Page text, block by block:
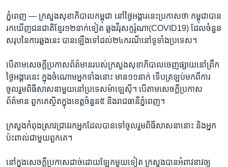
រកភ្នំពេញ — ក្រសួង​សុខាភិបាល​កម្ពុជា ​នៅ​ថ្ងៃ​អង្គារ​នេះ​ប្រកាស​ថា កម្ពុជា​បាន​
រក​ឃើញ​ជនជាតិ​ខ្មែរ​១២​នាក់​ទៀត ​ឆ្លង​វីរុស​កូរ៉ូណា(COVID19) ដែល​ចំនួន​
សរុប​នៃ​ការ​ឆ្លង​នេះ បាន​ឡើង​ទៅ​ដល់​២៤​ករណី​នៅ​ទូទាំង​ប្រទេស។
បើ​តាម​សេចក្តី​ប្រកាស​ព័ត៌មាន​របស់​ក្រសួង​សុខាភិបាល​ចេញ​ផ្សាយ​នៅ​ព្រឹក​
ថ្ងៃ​អង្គារ​នេះ ក្នុង​ចំណោម​អ្នក​ទាំង​នោះ មាន​១១​នាក់ ​ទើប​ត្រឡប់​មក​ពី​ការ​
ចូលរួម​ពិធី​សាសនា​មួយ​នៅ​ប្រទេស​ម៉ាឡេស៊ី។ បើ​តាម​សេចក្តីប្រកាស​
ព័ត៌មាន ពួកគេ​ស្ថិត​ក្នុង​ខេត្ត​ចំនួន​៥ និង​រាជធានី​ភ្នំពេញ។
ក្រសួង​កំពុង​ស្រាវជ្រាវ​រក​អ្នក​ដែល​បាន​ទៅ​ចូលរួម​ពិធី​សាសនា​នោះ និង​អ្នក​
ប៉ះពាល់​ជាមួយ​ពួកគេ។
នៅ​ក្នុង​សេចក្តី​ប្រកាស​ដាច់​ដោយ​ឡែក​មួយ​ទៀត ក្រសួង​បាន​អំពាវនាវ​ឲ្យ​